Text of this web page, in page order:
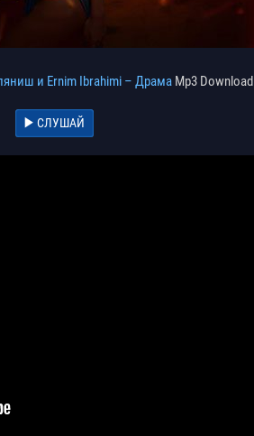
и Ernim Ibrahimi – Драма Mp3 Download
СЛУШАЙ